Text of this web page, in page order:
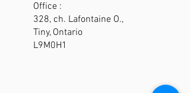
Office :
328, ch. Lafontaine O.,
Tiny, Ontario
L9M0H1